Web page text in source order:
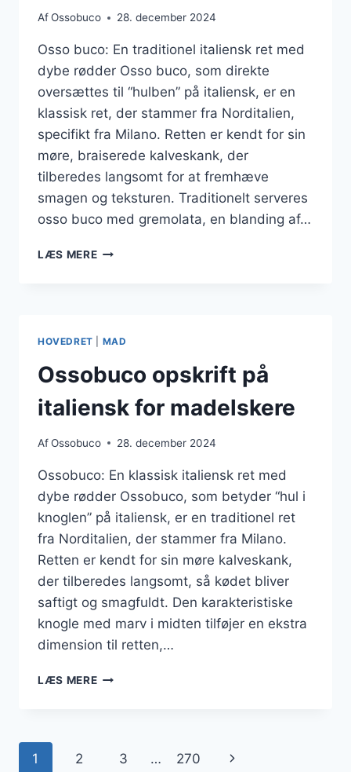
AfOssobuco 28. december 2024
Osso buco: En traditionel italiensk ret med
dybe rødder Osso buco, som direkte
oversættes til “hulben” på italiensk, er en
klassisk ret, der stammer fra Norditalien,
specifikt fra Milano. Retten er kendt for sin
møre, braiserede kalveskank, der
tilberedes langsomt for at fremhæve
smagen og teksturen. Traditionelt serveres
osso buco med gremolata, en blanding af…
LÆS MEREOSSO
HOVEDRET MAD
Ossobuco opskrift på
italiensk for madelskere
AfOssobuco 28. december 2024
Ossobuco: En klassisk italiensk ret med
dybe rødder Ossobuco, som betyder “hul i
knoglen” på italiensk, er en traditionel ret
fra Norditalien, der stammer fra Milano.
Retten er kendt for sin møre kalveskank,
der tilberedes langsomt, så kødet bliver
saftigt og smagfuldt. Den karakteristiske
knogle med marv i midten tilføjer en ekstra
dimension til retten,…
LÆS MEREOSSOBUCO
MADELSKERE
Side
1 2 3 … 270 Næste